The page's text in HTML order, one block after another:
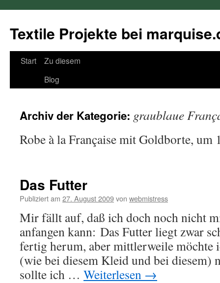
Textile Projekte bei
Springe
Start
Zu diesem
Blog
Archiv der Kategorie: graublaue
Robe à la Française mit Goldborte, um
Das Futter
Publiziert am 27. August 2009von webmistress
Mir fällt auf, daß ich doch noch nicht
anfangen kann: Das Futter liegt zwar
fertig herum, aber mittlerweile möchte
(wie bei diesem Kleid und bei diesem)
sollte ich … Weiterlesen →